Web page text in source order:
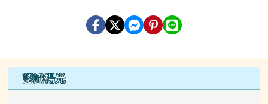
左邊區域內容
認識楊光